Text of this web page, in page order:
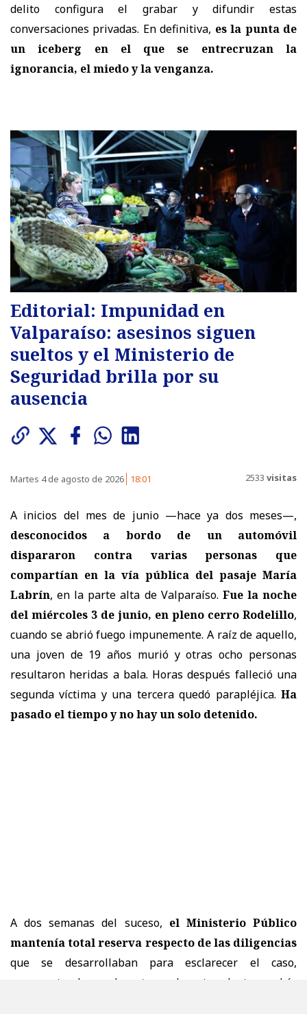
delito configura el grabar y difundir estas
conversaciones privadas. En definitiva, es la punta de
un iceberg en el que se entrecruzan la
ignorancia, el miedo y la venganza.
Editorial: Impunidad en
Valparaíso: asesinos siguen
sueltos y el Ministerio de
Seguridad brilla por su
ausencia
Martes 4 de agosto de 2026 18:01 2533 visitas
A inicios del mes de junio —hace ya dos meses—,
desconocidos a bordo de un automóvil
dispararon contra varias personas que
compartían en la vía pública del pasaje María
Labrín, en la parte alta de Valparaíso. Fue la noche
del miércoles 3 de junio, en pleno cerro Rodelillo,
cuando se abrió fuego impunemente. A raíz de aquello,
una joven de 19 años murió y otras ocho personas
resultaron heridas a bala. Horas después falleció una
segunda víctima y una tercera quedó parapléjica. Ha
pasado el tiempo y no hay un solo detenido.
A dos semanas del suceso, el Ministerio Público
mantenía total reserva respecto de las diligencias
que se desarrollaban para esclarecer el caso,
argumentando que la entrega de antecedentes podría